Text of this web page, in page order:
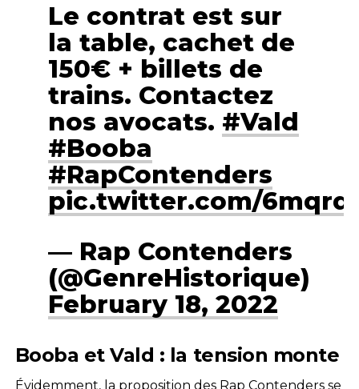
Le contrat est sur
la table, cachet de
150€ + billets de
trains. Contactez
nos avocats. #Vald
#Booba
#RapContenders
pic.twitter.com/
— Rap Contenders
(@GenreHistorique)
February 18, 2022
Booba et Vald : la tension monte
Évidemment, la proposition des Rap Contenders se